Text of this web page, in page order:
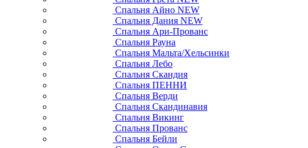
Спальня Айно NEW
Спальня Дания NEW
Спальня Ари-Прованс
Спальня Рауна
Спальня Мальта/Хельсинки
Спальня Лебо
Спальня Скандия
Спальня ПЕННИ
Спальня Верди
Спальня Скандинавия
Спальня Викинг
Спальня Прованс
Спальня Бейли